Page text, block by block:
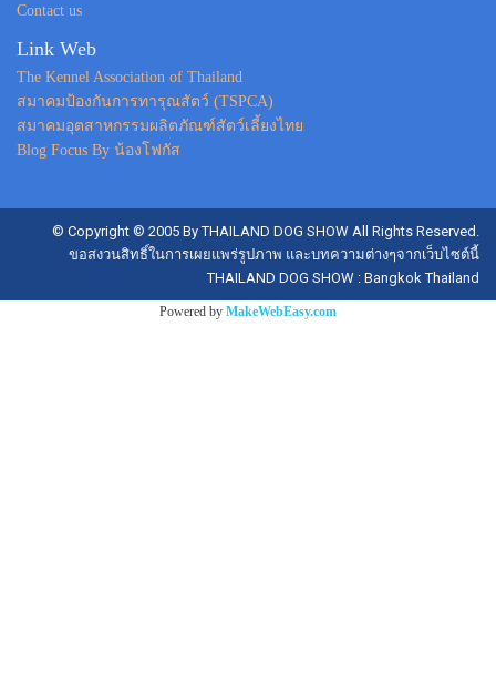
Contact us
Link Web
The Kennel Association of Thailand
สมาคมป้องกันการทารุณสัตว์ (TSPCA)
สมาคมอุตสาหกรรมผลิตภัณฑ์สัตว์เลี้ยงไทย
Blog Focus By น้องโฟกัส
© Copyright © 2005 By THAILAND DOG SHOW All Rights Reserved.
ขอสงวนสิทธิ์ในการเผยแพร่รูปภาพ และบทความต่างๆจากเว็บไซต์นี้
THAILAND DOG SHOW : Bangkok Thailand
Powered by MakeWebEasy.com